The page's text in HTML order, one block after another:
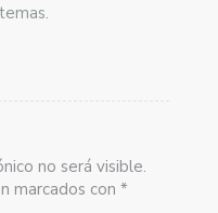
no será visible.
marcados con *